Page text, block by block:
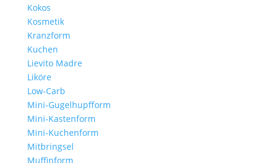
Kokos
Kosmetik
Kranzform
Kuchen
Lievito Madre
Liköre
Low-Carb
Mini-Gugelhupfform
Mini-Kastenform
Mini-Kuchenform
Mitbringsel
Muffinform